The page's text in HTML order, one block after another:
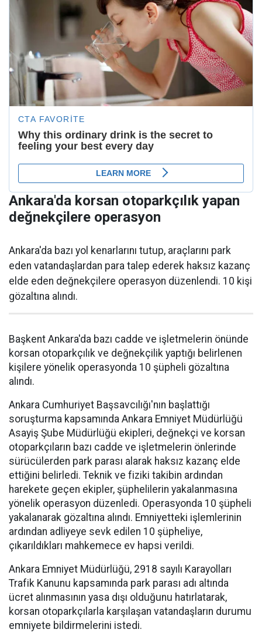
Ankara'da korsan otoparkçılık yapan
değnekçilere operasyon
Ankara'da bazı yol kenarlarını tutup, araçlarını park
eden vatandaşlardan para talep ederek haksız kazanç
elde eden değnekçilere operasyon düzenlendi. 10 kişi
gözaltına alındı.
Başkent Ankara'da bazı cadde ve işletmelerin önünde
korsan otoparkçılık ve değnekçilik yaptığı belirlenen
kişilere yönelik operasyonda 10 şüpheli gözaltına
alındı.
Ankara Cumhuriyet Başsavcılığı'nın başlattığı
soruşturma kapsamında Ankara Emniyet Müdürlüğü
Asayiş Şube Müdürlüğü ekipleri, değnekçi ve korsan
otoparkçıların bazı cadde ve işletmelerin önlerinde
sürücülerden park parası alarak haksız kazanç elde
ettiğini belirledi. Teknik ve fiziki takibin ardından
harekete geçen ekipler, şüphelilerin yakalanmasına
yönelik operasyon düzenledi. Operasyonda 10 şüpheli
yakalanarak gözaltına alındı. Emniyetteki işlemlerinin
ardından adliyeye sevk edilen 10 şüpheliye,
çıkarıldıkları mahkemece ev hapsi verildi.
Ankara Emniyet Müdürlüğü, 2918 sayılı Karayolları
Trafik Kanunu kapsamında park parası adı altında
ücret alınmasının yasa dışı olduğunu hatırlatarak,
korsan otoparkçılarla karşılaşan vatandaşların durumu
emniyete bildirmelerini istedi.